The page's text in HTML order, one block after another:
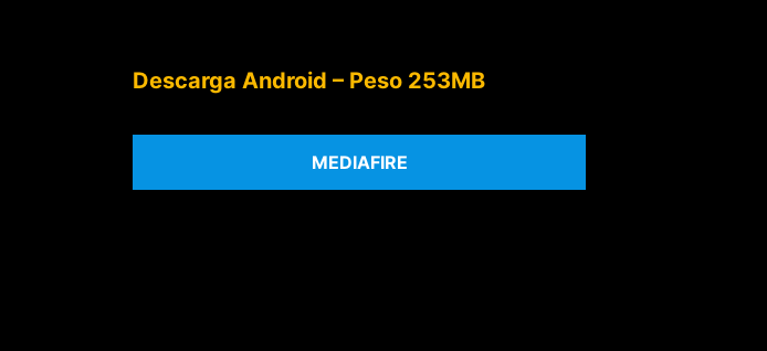
Descarga Android – Peso 253MB
MEDIAFIRE